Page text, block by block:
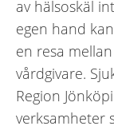
av hälsoskäl
egen hand
en resa
vårdgivare.
Region
verksamheter